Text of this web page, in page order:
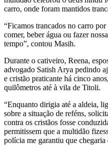
carro, onde foram mantidos
“Ficamos trancados no carro
comer, beber água ou fazer
tempo”, contou Masih.
Durante o cativeiro, Reena,
advogado Satish Arya pedindo
e cristão praticante há cinco
quilômetros até à vila de Titoli.
“Enquanto dirigia até a aldeia,
sobre a situação de reféns,
contra os cristãos fosse
permitissem que a multidão
polícia me garantiu que